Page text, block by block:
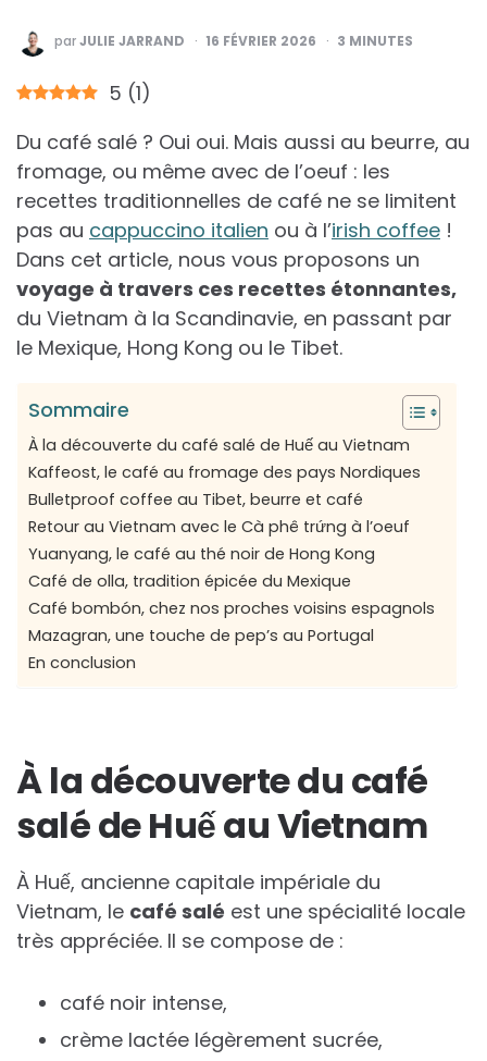
PUBLIÉ
PAR
parJULIE JARRAND 16 FÉVRIER 2026 3 MINUTES
5 (1)
Du café salé ? Oui oui. Mais aussi au beurre, au
fromage, ou même avec de l’oeuf : les
recettes traditionnelles de café ne se limitent
pas au cappuccino italien ou à l’irish coffee !
Dans cet article, nous vous proposons un
voyage à travers ces recettes étonnantes,
du Vietnam à la Scandinavie, en passant par
le Mexique, Hong Kong ou le Tibet.
Sommaire
À la découverte du café salé de Huế au Vietnam
Kaffeost, le café au fromage des pays Nordiques
Bulletproof coffee au Tibet, beurre et café
Retour au Vietnam avec le Cà phê trứng à l’oeuf
Yuanyang, le café au thé noir de Hong Kong
Café de olla, tradition épicée du Mexique
Café bombón, chez nos proches voisins espagnols
Mazagran, une touche de pep’s au Portugal
En conclusion
À la découverte du café
salé de Huế au Vietnam
À Huế, ancienne capitale impériale du
Vietnam, le café salé est une spécialité locale
très appréciée. Il se compose de :
café noir intense,
crème lactée légèrement sucrée,